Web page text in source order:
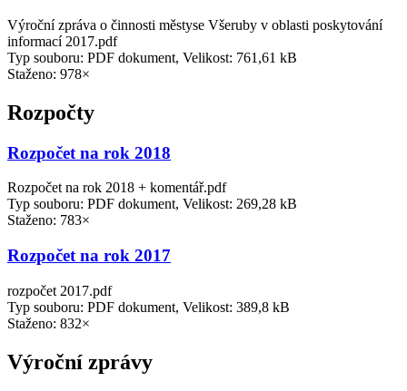
Výroční zpráva o činnosti městyse Všeruby v oblasti poskytování
informací 2017.pdf
Typ souboru: PDF dokument, Velikost: 761,61 kB
Staženo: 978×
Rozpočty
Rozpočet na rok 2018
Rozpočet na rok 2018 + komentář.pdf
Typ souboru: PDF dokument, Velikost: 269,28 kB
Staženo: 783×
Rozpočet na rok 2017
rozpočet 2017.pdf
Typ souboru: PDF dokument, Velikost: 389,8 kB
Staženo: 832×
Výroční zprávy